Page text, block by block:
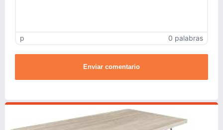
p 0 palabras
Enviar comentario